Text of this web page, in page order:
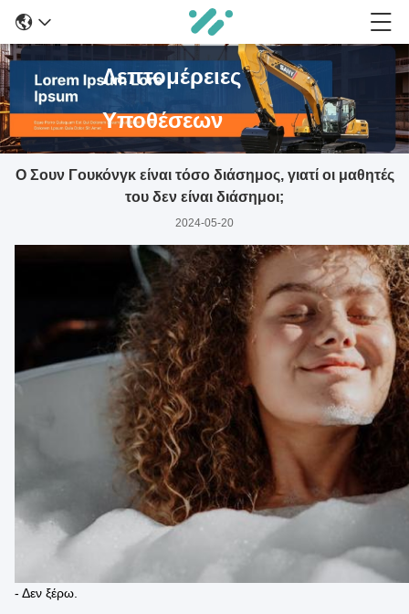
Λεπτομέρειες
Υποθέσεων
Ο Σουν Γουκόνγκ είναι τόσο διάσημος, γιατί οι μαθητές
του δεν είναι διάσημοι;
2024-05-20
- Δεν ξέρω.